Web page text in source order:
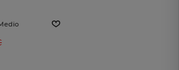
Negro